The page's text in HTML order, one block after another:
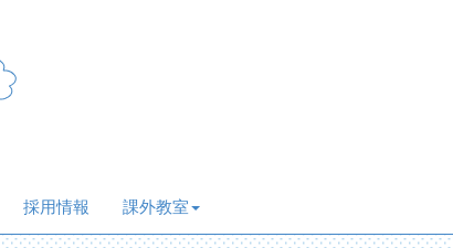
採用情報 課外教室